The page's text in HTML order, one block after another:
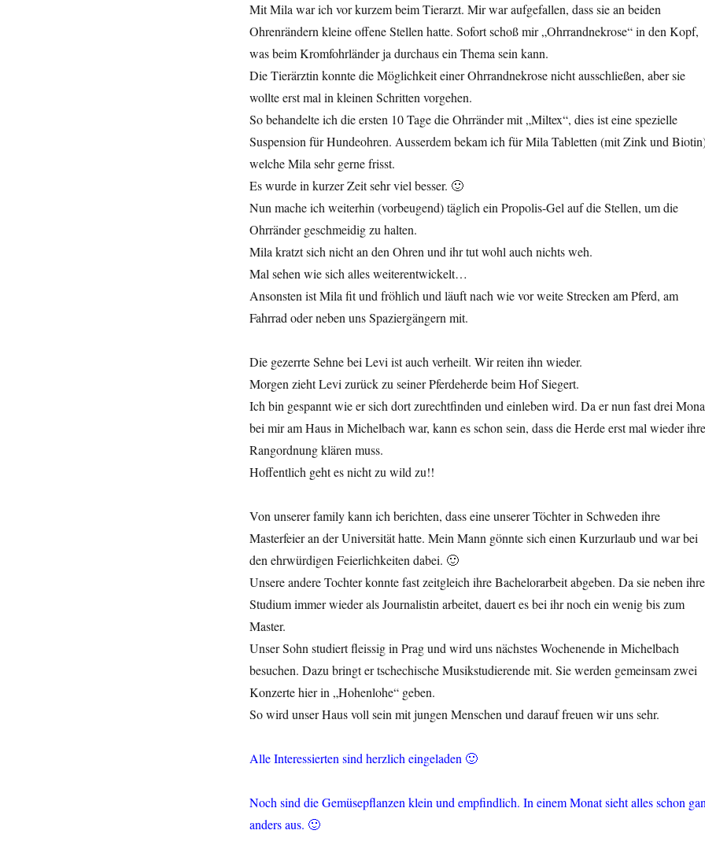
Mit Mila war ich vor kurzem beim Tierarzt. Mir war aufgefallen, dass sie an beiden
Ohrenrändern kleine offene Stellen hatte. Sofort schoß mir „Ohrrandnekrose“ in den Kopf,
was beim Kromfohrländer ja durchaus ein Thema sein kann.
Die Tierärztin konnte die Möglichkeit einer Ohrrandnekrose nicht ausschließen, aber sie
wollte erst mal in kleinen Schritten vorgehen.
So behandelte ich die ersten 10 Tage die Ohrränder mit „Miltex“, dies ist eine spezielle
Suspension für Hundeohren. Ausserdem bekam ich für Mila Tabletten (mit Zink und
welche Mila sehr gerne frisst.
Es wurde in kurzer Zeit sehr viel besser. 🙂
Nun mache ich weiterhin (vorbeugend) täglich ein Propolis-Gel auf die Stellen, um die
Ohrränder geschmeidig zu halten.
Mila kratzt sich nicht an den Ohren und ihr tut wohl auch nichts weh.
Mal sehen wie sich alles weiterentwickelt…
Ansonsten ist Mila fit und fröhlich und läuft nach wie vor weite Strecken am Pferd, am
Fahrrad oder neben uns Spaziergängern mit.
Die gezerrte Sehne bei Levi ist auch verheilt. Wir reiten ihn wieder.
Morgen zieht Levi zurück zu seiner Pferdeherde beim Hof Siegert.
Ich bin gespannt wie er sich dort zurechtfinden und einleben wird. Da er nun fast drei
bei mir am Haus in Michelbach war, kann es schon sein, dass die Herde erst mal wieder ihre
Rangordnung klären muss.
Hoffentlich geht es nicht zu wild zu!!
Von unserer family kann ich berichten, dass eine unserer Töchter in Schweden ihre
Masterfeier an der Universität hatte. Mein Mann gönnte sich einen Kurzurlaub und war bei
den ehrwürdigen Feierlichkeiten dabei. 🙂
Unsere andere Tochter konnte fast zeitgleich ihre Bachelorarbeit abgeben. Da sie neben
Studium immer wieder als Journalistin arbeitet, dauert es bei ihr noch ein wenig bis zum
Master.
Unser Sohn studiert fleissig in Prag und wird uns nächstes Wochenende in Michelbach
besuchen. Dazu bringt er tschechische Musikstudierende mit. Sie werden gemeinsam zwei
Konzerte hier in „Hohenlohe“ geben.
So wird unser Haus voll sein mit jungen Menschen und darauf freuen wir uns sehr.
Alle Interessierten sind herzlich eingeladen 🙂
Noch sind die Gemüsepflanzen klein und empfindlich. In einem Monat sieht alles schon
anders aus. 🙂